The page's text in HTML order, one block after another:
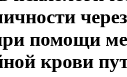
помощи
крови